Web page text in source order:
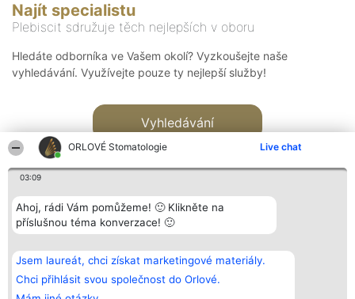
ORLOVÉ Stomatologie Live chat
03:09
Ahoj, rádi Vám pomůžeme! 🙂 Klikněte na
příslušnou téma konverzace! 🙂
Jsem laureát, chci získat marketingové materiály.
Chci přihlásit svou společnost do Orlové.
Najít specialistu
Plebiscit sdružuje těch nejlepších v oboru
Hledáte odborníka ve Vašem okolí? Vyzkoušejte naše
vyhledávání. Využívejte pouze ty nejlepší služby!
Vyhledávání
Bright Side Solutions sp. z o.
o. sp. k.
ul. Ruska 22
Wrocław 50-079
Vítězové
Seznam všech
laureátů
Zásady
Kontakt